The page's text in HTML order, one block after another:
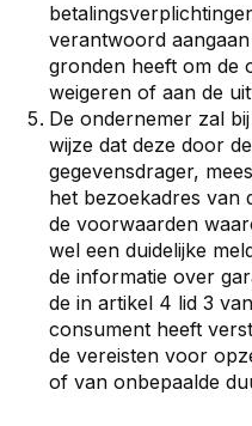
verantwoord
gronden heeft om de
weigeren of aan de
De ondernemer zal
wijze dat deze door
gegevensdrager,
het bezoekadres van
de voorwaarden
wel een duidelijke
de informatie over
de in artikel 4 lid 3
consument heeft
de vereisten voor
of van onbepaalde